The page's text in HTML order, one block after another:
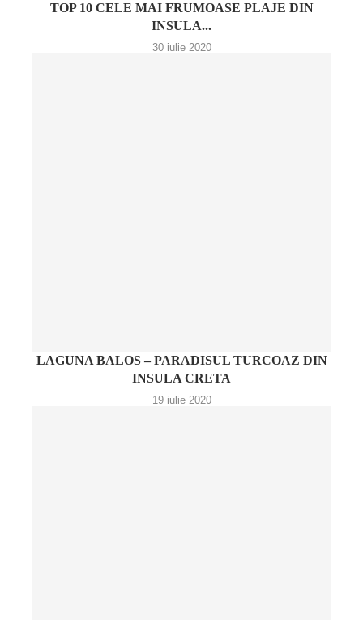
TOP 10 CELE MAI FRUMOASE PLAJE DIN
INSULA...
30 iulie 2020
LAGUNA BALOS – PARADISUL TURCOAZ DIN
INSULA CRETA
19 iulie 2020